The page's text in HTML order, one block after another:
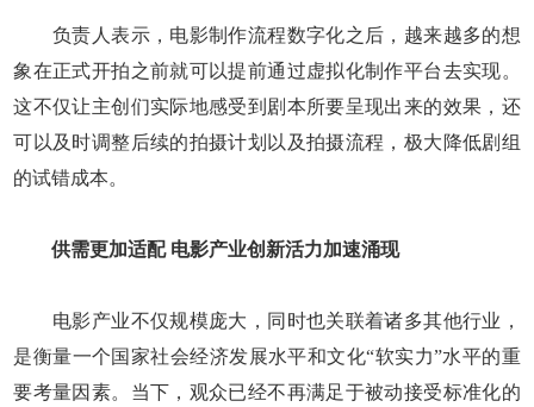
负责人表示，电影制作流程数字化之后，越来越多的想
象在正式开拍之前就可以提前通过虚拟化制作平台去实现。
这不仅让主创们实际地感受到剧本所要呈现出来的效果，还
可以及时调整后续的拍摄计划以及拍摄流程，极大降低剧组
的试错成本。
供需更加适配 电影产业创新活力加速涌现
电影产业不仅规模庞大，同时也关联着诸多其他行业，
是衡量一个国家社会经济发展水平和文化“软实力”水平的重
要考量因素。当下，观众已经不再满足于被动接受标准化的